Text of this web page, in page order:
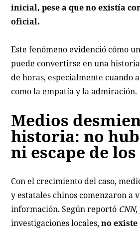
inicial, pese a que no existía
oficial.
Este fenómeno evidenció cómo
puede convertirse en una
de horas, especialmente cuando
como la empatía y la admiración.
Medios
historia: no
ni escape de
Con el crecimiento del caso,
y estatales chinos comenzaron a
información. Según reportó CNN,
investigaciones locales,no